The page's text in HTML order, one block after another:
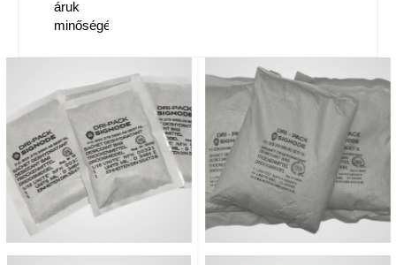
áruk
minőségét.